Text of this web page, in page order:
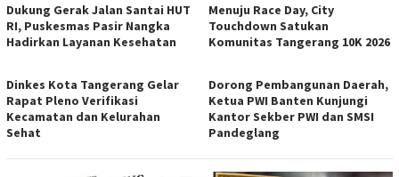
Dukung Gerak Jalan Santai HUT
RI, Puskesmas Pasir Nangka
Hadirkan Layanan Kesehatan
Menuju Race Day, City
Touchdown Satukan
Komunitas Tangerang 10K 2026
Dinkes Kota Tangerang Gelar
Rapat Pleno Verifikasi
Kecamatan dan Kelurahan
Sehat
Dorong Pembangunan Daerah,
Ketua PWI Banten Kunjungi
Kantor Sekber PWI dan SMSI
Pandeglang